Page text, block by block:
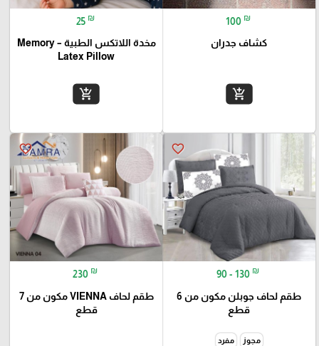
100 ₪
كشاف جدران
add_shopping_cart
25 ₪
مخدة اللاتكس الطبية – Memory
Latex Pillow
add_shopping_cart
favorite_border
90 - 130 ₪
طقم لحاف جوبلن مكون من 6
قطع
مجوز مفرد
favorite_border
230 ₪
طقم لحاف VIENNA مكون من 7
قطع